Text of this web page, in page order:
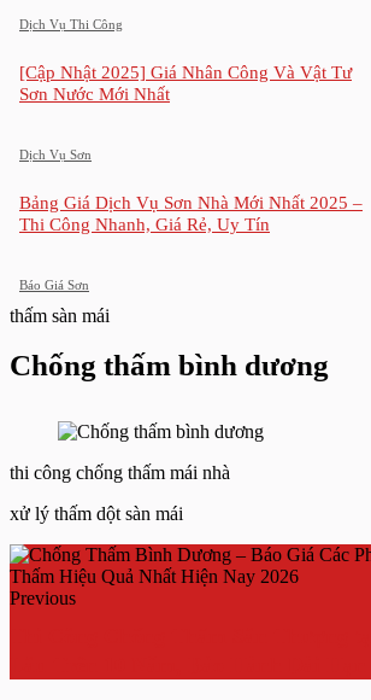
Dịch Vụ Thi Công
[Cập Nhật 2025] Giá Nhân Công Và Vật Tư
Sơn Nước Mới Nhất
Dịch Vụ Sơn
Bảng Giá Dịch Vụ Sơn Nhà Mới Nhất 2025 –
Thi Công Nhanh, Giá Rẻ, Uy Tín
Báo Giá Sơn
thấm sàn mái
Chống thấm bình dương
thi công chống thấm mái nhà
xử lý thấm dột sàn mái
Previous